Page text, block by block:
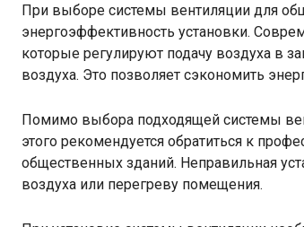
При выборе системы вентиляции для
энергоэффективность установки.
которые регулируют подачу воздуха в
воздуха. Это позволяет сэкономить
Помимо выбора подходящей системы
этого рекомендуется обратиться к
общественных зданий. Неправильная
воздуха или перегреву помещения.